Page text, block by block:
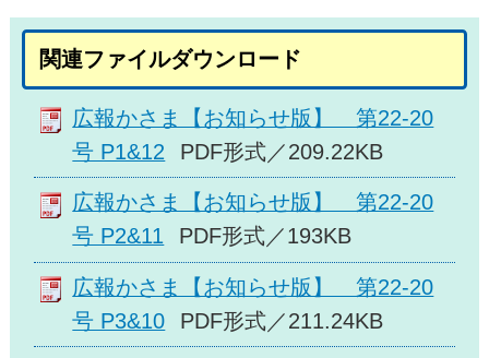
関連ファイルダウンロード
広報かさま【お知らせ版】 第22-20
号 P1&12
PDF形式／209.22KB
広報かさま【お知らせ版】 第22-20
号 P2&11
PDF形式／193KB
広報かさま【お知らせ版】 第22-20
号 P3&10
PDF形式／211.24KB